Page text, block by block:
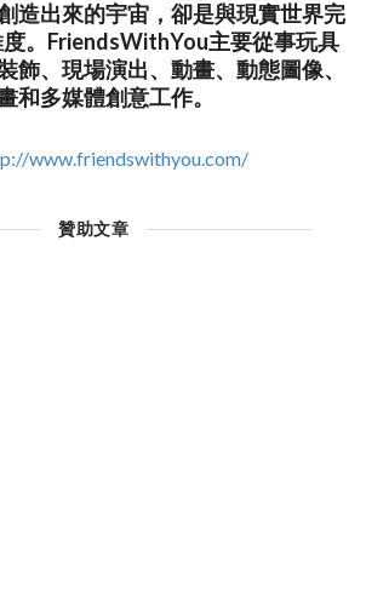
造出來的宇宙，卻是與現實世界完
。FriendsWithYou主要從事玩具
飾、現場演出、動畫、動態圖像、
和多媒體創意工作。
www.friendswithyou.com/
贊助文章